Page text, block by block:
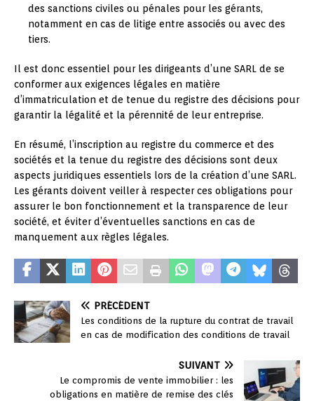
des sanctions civiles ou pénales pour les gérants,
notamment en cas de litige entre associés ou avec des
tiers.
Il est donc essentiel pour les dirigeants d’une SARL de se
conformer aux exigences légales en matière
d’immatriculation et de tenue du registre des décisions pour
garantir la légalité et la pérennité de leur entreprise.
En résumé, l’inscription au registre du commerce et des
sociétés et la tenue du registre des décisions sont deux
aspects juridiques essentiels lors de la création d’une SARL.
Les gérants doivent veiller à respecter ces obligations pour
assurer le bon fonctionnement et la transparence de leur
société, et éviter d’éventuelles sanctions en cas de
manquement aux règles légales.
PRÉCÉDENT
Les conditions de la rupture du contrat de travail
en cas de modification des conditions de travail
SUIVANT
Le compromis de vente immobilier : les
obligations en matière de remise des clés